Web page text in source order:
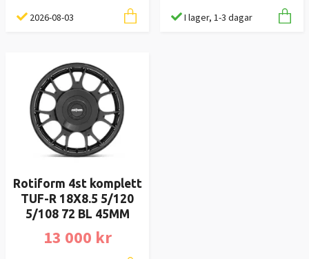
2026-08-03 I lager, 1-3 dagar
Rotiform 4st komplett
TUF-R 18X8.5 5/120
5/108 72 BL 45MM
13 000 kr